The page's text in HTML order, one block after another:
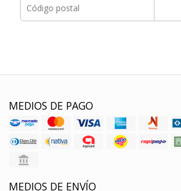
MEDIOS DE PAGO
MEDIOS DE ENVÍO